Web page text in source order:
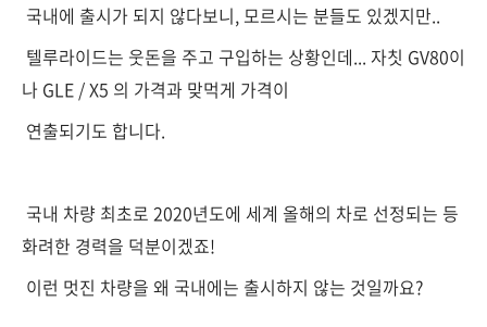
국내에 출시가 되지 않다보니, 모르시는 분들도 있겠지만..
텔루라이드는 웃돈을 주고 구입하는 상황인데... 자칫 GV80이
나 GLE / X5 의 가격과 맞먹게 가격이
연출되기도 합니다.
국내 차량 최초로 2020년도에 세계 올해의 차로 선정되는 등
화려한 경력을 덕분이겠죠!
이런 멋진 차량을 왜 국내에는 출시하지 않는 것일까요?